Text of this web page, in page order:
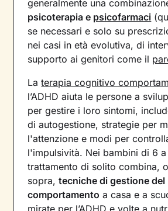
generalmente una
psicoterapia e psicofarmaci
se necessari e solo su
nei casi in età evolutiva, di
supporto ai genitori come il
Laterapia cognitivo
l’ADHD aiuta le persone a
per gestire i loro sintomi,
di autogestione, strategie per
l'attenzione e modi per
l'impulsività. Nei bambini di 6 a
trattamento di solito combina,
sopra,tecniche di gestione del
comportamento a casa e a